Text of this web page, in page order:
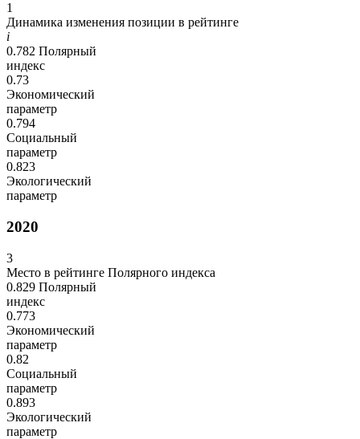
1
Динамика изменения позиции в рейтинге
i
0.782 Полярный
индекс
0.73
Экономический
параметр
0.794
Социальный
параметр
0.823
Экологический
параметр
2020
3
Место в рейтинге Полярного индекса
0.829 Полярный
индекс
0.773
Экономический
параметр
0.82
Социальный
параметр
0.893
Экологический
параметр